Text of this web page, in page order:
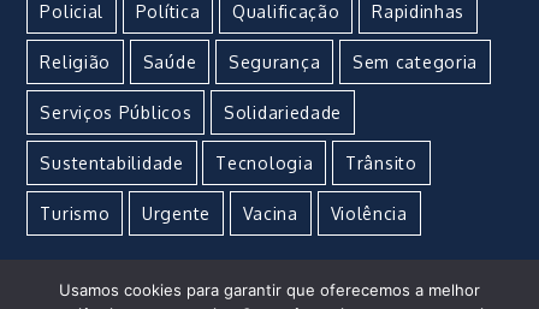
Policial Política Qualificação Rapidinhas
Religião Saúde Segurança Sem categoria
Serviços Públicos Solidariedade
Sustentabilidade Tecnologia Trânsito
Turismo Urgente Vacina Violência
Usamos cookies para garantir que oferecemos a melhor